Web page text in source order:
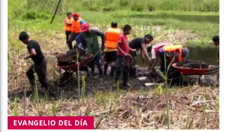
EVANGELIO DEL DÍA